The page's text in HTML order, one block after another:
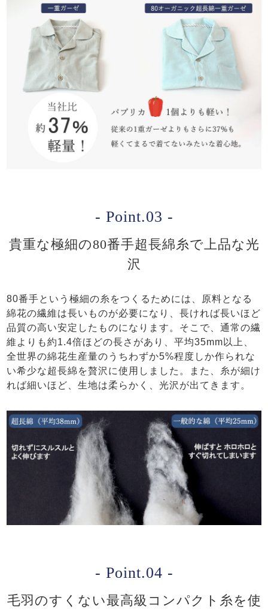
- Point.03 -
貴重な極細の80番手超長綿糸で上品な光
沢
80番手という極細の糸をつくるためには、原料となる
綿花の繊維は長いものが必要になり、長ければ長いほど
品質の高い安定したものになります。そこで、通常の繊
維よりも約1.4倍ほどの長さがあり、平均35mm以上、
全世界の綿花生産量のうちわずか5%程度しか作られな
い希少な超長綿を贅沢に使用しました。また、糸が細け
れば細いほど、生地は柔らかく、光沢が出てきます。
- Point.04 -
毛羽のすくない最高級コンパクト糸を使